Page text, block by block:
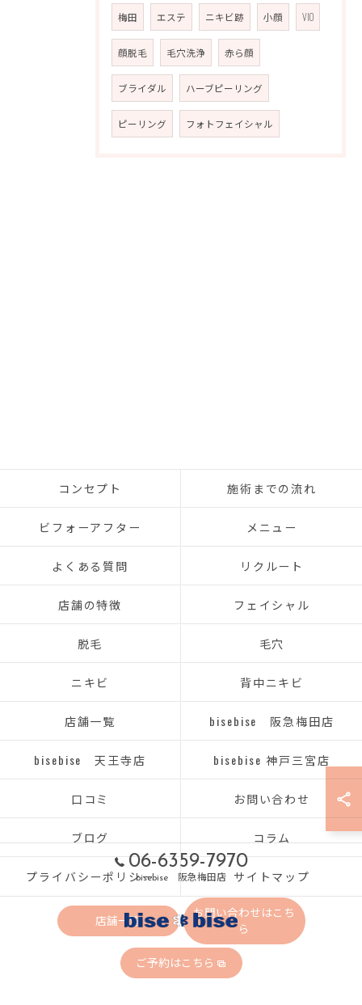
梅田 エステ ニキビ跡 小顔 VIO
顔脱毛 毛穴洗浄 赤ら顔
ブライダル ハーブピーリング
ピーリング フォトフェイシャル
06-6359-7970
bisebise 阪急梅田店
店舗一覧
お問い合わせはこち
ら
ご予約はこちら
コンセプト 施術までの流れ
ビフォーアフター メニュー
よくある質問 リクルート
店舗の特徴 フェイシャル
脱毛 毛穴
ニキビ 背中ニキビ
店舗一覧 bisebise 阪急梅田店
bisebise 天王寺店 bisebise 神戸三宮店
口コミ お問い合わせ
ブログ コラム
プライバシーポリシー サイトマップ
© 2026 大阪府梅田のエステならbisebise ALL RIGHTS RESERVED.